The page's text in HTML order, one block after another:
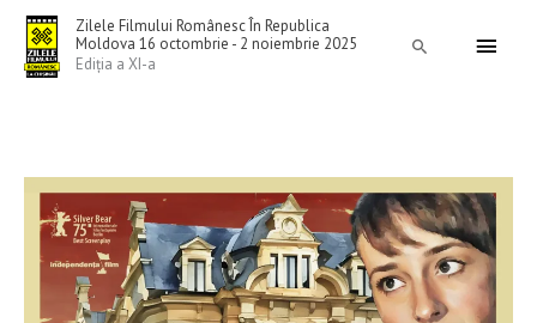
Skip
content
Zilele Filmului Românesc În Republica
Moldova 16 octombrie - 2 noiembrie 2025
Ediția a XI-a
Search